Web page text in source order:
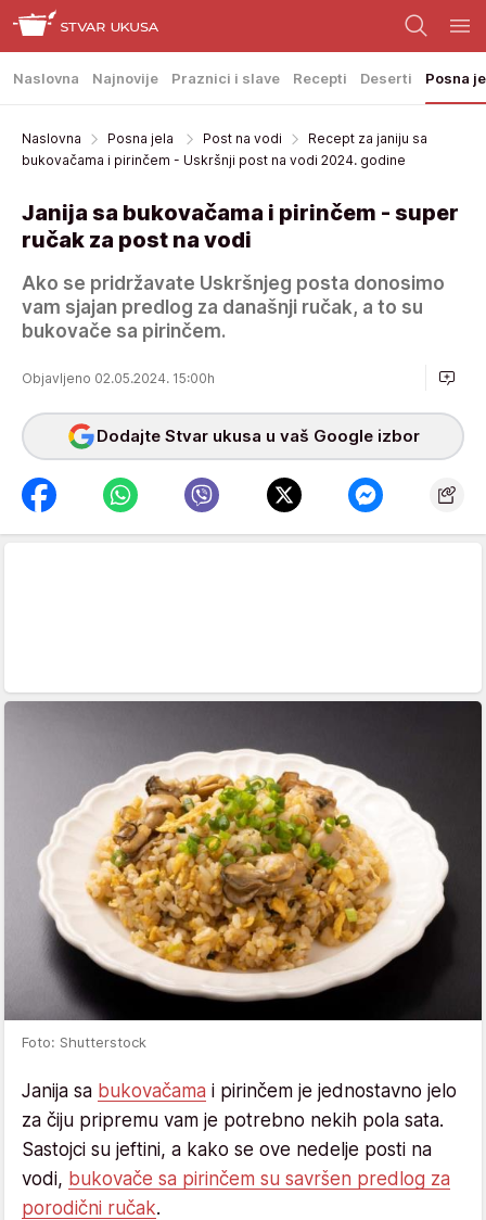
Naslovna Najnovije Praznici i slave Recepti Deserti Posna
Naslovna Posna jela Post na vodi
Recept za janiju sa
bukovačama i pirinčem - Uskršnji post na vodi 2024. godine
Janija sa bukovačama i pirinčem - super
ručak za post na vodi
Ako se pridržavate Uskršnjeg posta donosimo
vam sjajan predlog za današnji ručak, a to su
bukovače sa pirinčem.
Objavljeno 02.05.2024. 15:00h
Dodajte Stvar ukusa u vaš Google izbor
Foto: Shutterstock
Janija sa bukovačama i pirinčem je jednostavno jelo
za čiju pripremu vam je potrebno nekih pola sata.
Sastojci su jeftini, a kako se ove nedelje posti na
vodi, bukovače sa pirinčem su savršen predlog za
porodični ručak.